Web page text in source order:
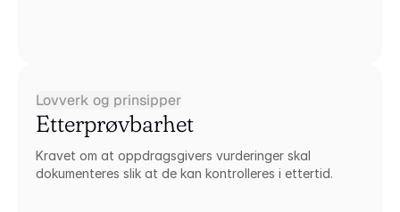
Lovverk og prinsipper
Etterprøvbarhet
Kravet om at oppdragsgivers vurderinger skal
dokumenteres slik at de kan kontrolleres i ettertid.